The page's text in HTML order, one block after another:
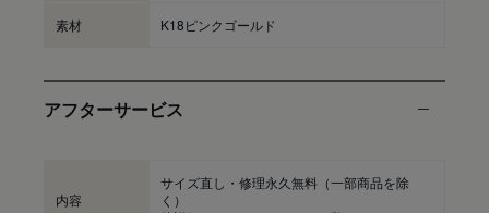
素材 K18ピンクゴールド
アフターサービス
内容
サイズ直し・修理永久無料（一部商品を除
く）